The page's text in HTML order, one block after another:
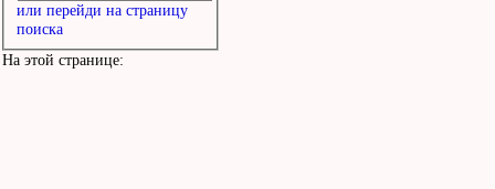
или перейди на страницу
поиска
На этой странице: